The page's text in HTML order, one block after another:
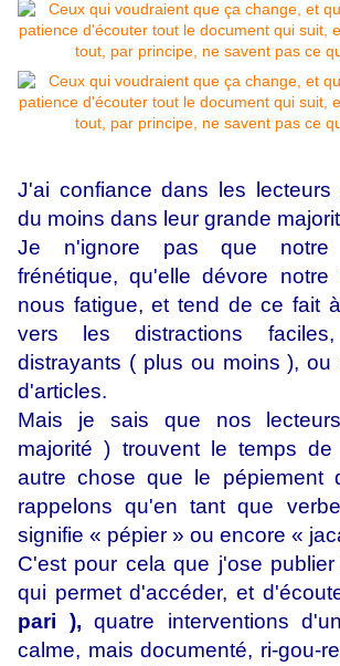
J'ai confiance dans les lecteurs
du moins dans leur grande
Je n'ignore pas que notre
frénétique, qu'elle dévore notre
nous fatigue, et tend de ce fait
vers les distractions
distrayants ( plus ou moins ), ou
d'articles.
Mais je sais que nos
majorité ) trouvent le temps de
autre chose que le
rappelons qu'en tant que
signifie « pépier » ou encore «
C'est pour cela que j'ose
qui permet d'accéder, et
pari ), quatre interventions
calme, mais documenté, ri-gou-